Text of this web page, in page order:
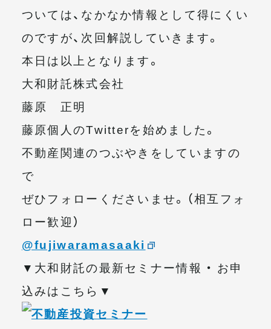
ついては、なかなか情報として得にくい
のですが、次回解説していきます。
本日は以上となります。
大和財託株式会社
藤原 正明
藤原個人のTwitterを始めました。
不動産関連のつぶやきをしていますの
で
ぜひフォローくださいませ。（相互フォ
ロー歓迎）
@fujiwaramasaaki
▼大和財託の最新セミナー情報 ・ お申
込みはこちら▼